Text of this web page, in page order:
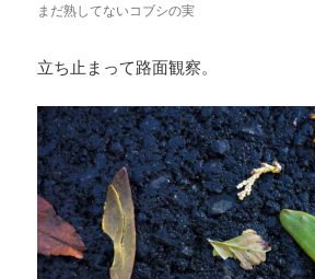
まだ熟してないコブシの実
立ち止まって路面観察。